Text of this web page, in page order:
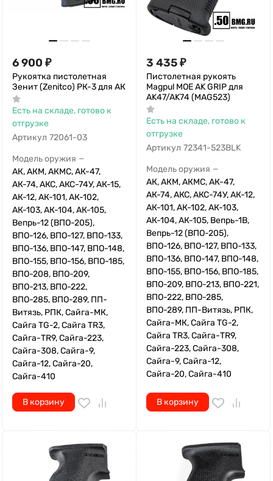
6 900 ₽
Рукоятка пистолетная
Зенит (Zenitco) РК-3 для АК
Есть на складе, готово к
отгрузке
Артикул 72061-03
Модель оружия —
АК, АКМ, АКМС, АК-47,
АК-74, АКС, АКС-74У, АК-15,
АК-12, АК-101, АК-102,
АК-103, АК-104, АК-105,
Вепрь-12 (ВПО-205),
ВПО-126, ВПО-127, ВПО-133,
ВПО-136, ВПО-147, ВПО-148,
ВПО-155, ВПО-156, ВПО-185,
ВПО-208, ВПО-209,
ВПО-213, ВПО-222,
ВПО-285, ВПО-289, ПП-
Витязь, РПК, Сайга-МК,
Сайга TG-2, Сайга TR3,
Сайга-TR9, Сайга-223,
Сайга-308, Сайга-9,
Сайга-12, Сайга-20,
Сайга-410
В корзину
3 435₽
Пистолетная рукоять
Magpul MOE AK GRIP для
AK47/AK74 (MAG523)
Есть на складе, готово к
отгрузке
Артикул 72341-523BLK
Модель оружия —
АК, АКМ, АКМС, АК-47,
АК-74, АКС, АКС-74У, АК-12,
АК-101, АК-102, АК-103,
АК-104, АК-105, Вепрь-1В,
Вепрь-12 (ВПО-205),
ВПО-126, ВПО-127, ВПО-133,
ВПО-136, ВПО-147, ВПО-148,
ВПО-155, ВПО-156, ВПО-185,
ВПО-209, ВПО-213, ВПО-221,
ВПО-222, ВПО-285,
ВПО-289, ПП-Витязь, РПК,
Сайга-МК, Сайга TG-2,
Сайга TR3, Сайга-TR9,
Сайга-223, Сайга-308,
Сайга-9, Сайга-12,
Сайга-20, Сайга-410
В корзину